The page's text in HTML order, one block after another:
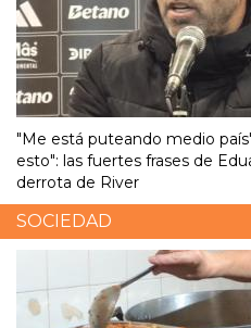
"Me está puteando medio
esto": las fuertes frases de
derrota de River
SOCIEDAD